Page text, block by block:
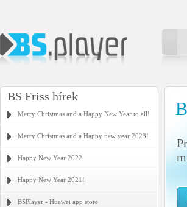
BS Friss hírek
Merry Christmas and a Happy New Year to all!
Merry Christmas and a Happy new year 2023!
Happy New Year 2022
Happy New Year 2021!
BSPlayer - Huawei app store